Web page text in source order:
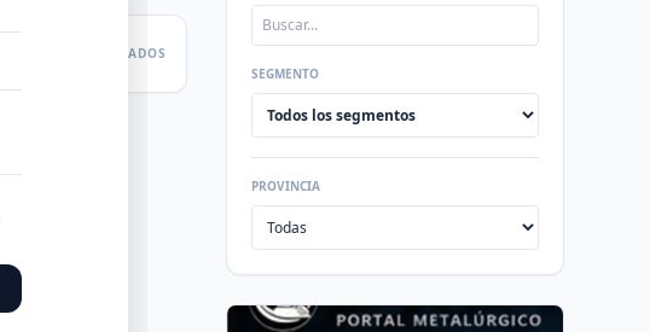
RESULTADOS
SEGMENTO
PROVINCIA